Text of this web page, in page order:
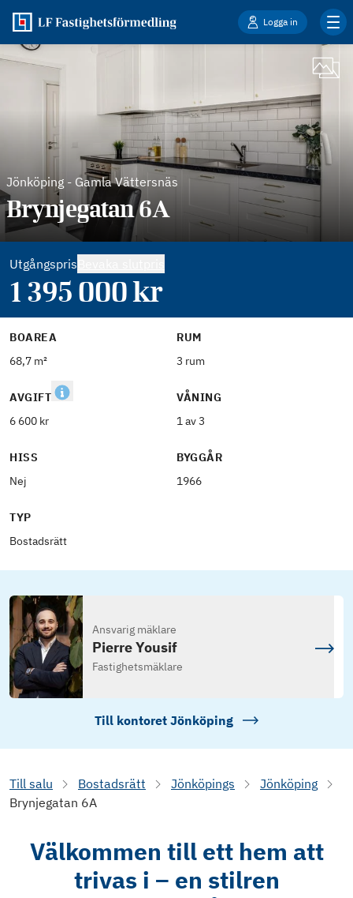
Logga in
Jönköping - Gamla Vättersnäs
Brynjegatan 6A
Utgångspris
1 395 000kr
BOAREA
68,7 m²
RUM
3 rum
AVGIFT
6 600 kr
VÅNING
1 av 3
HISS
Nej
BYGGÅR
1966
TYP
Bostadsrätt
Ansvarig mäklare
Pierre Yousif
Fastighetsmäklare
Till kontoret Jönköping
Till salu Bostadsrätt Jönköpings
Jönköping
Brynjegatan 6A
Välkommen till ett hem att
trivas i – en stilren